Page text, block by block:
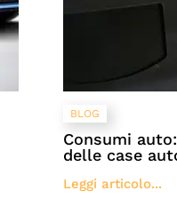
BLOG
Consumi
delle case
Leggi articolo...